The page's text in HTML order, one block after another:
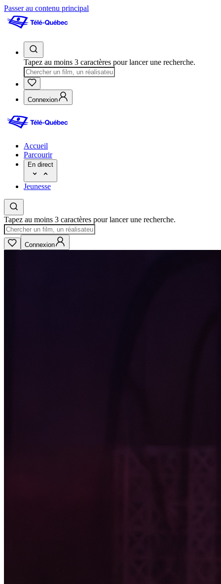
Passer au contenu principal
Tapez au moins 3 caractères pour lancer une recherche.
Connexion
Accueil
Parcourir
En direct
Jeunesse
Tapez au moins 3 caractères pour lancer une recherche.
Connexion